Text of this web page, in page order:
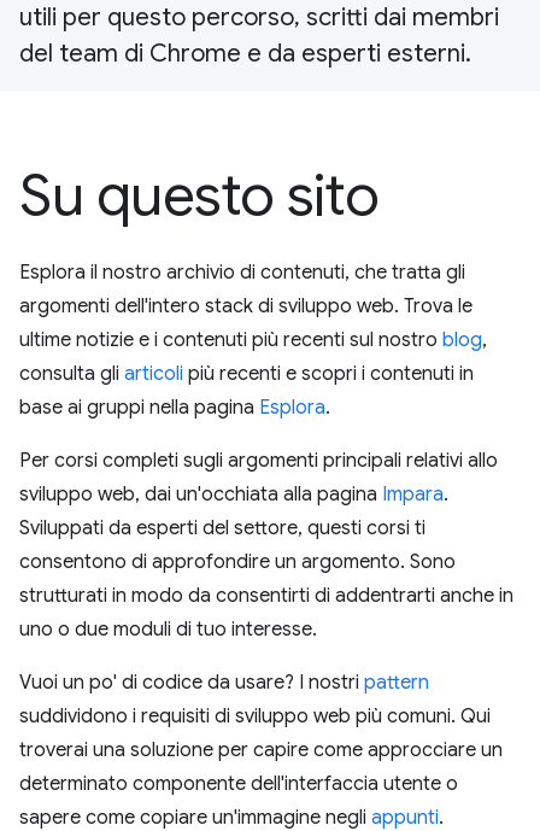
utili per questo percorso, scritti dai membri
del team di Chrome e da esperti esterni.
Su questo sito
Esplora il nostro archivio di contenuti, che tratta gli
argomenti dell'intero stack di sviluppo web. Trova le
ultime notizie e i contenuti più recenti sul nostro blog,
consulta gli articoli più recenti e scopri i contenuti in
base ai gruppi nella pagina Esplora.
Per corsi completi sugli argomenti principali relativi allo
sviluppo web, dai un'occhiata alla pagina Impara.
Sviluppati da esperti del settore, questi corsi ti
consentono di approfondire un argomento. Sono
strutturati in modo da consentirti di addentrarti anche in
uno o due moduli di tuo interesse.
Vuoi un po' di codice da usare? I nostri pattern
suddividono i requisiti di sviluppo web più comuni. Qui
troverai una soluzione per capire come approcciare un
determinato componente dell'interfaccia utente o
sapere come copiare un'immagine negli appunti.